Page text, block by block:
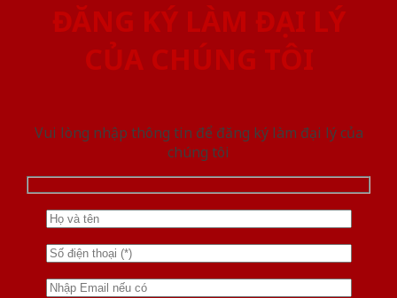
ĐĂNG KÝ LÀM ĐẠI LÝ
CỦA CHÚNG TÔI
Vui lòng nhập thông tin để đăng ký làm đại lý của
chúng tôi